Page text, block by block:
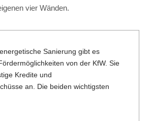
vier Wänden.
Sanierung gibt es
von der KfW. Sie
Kredite und
an. Die beiden wichtigsten